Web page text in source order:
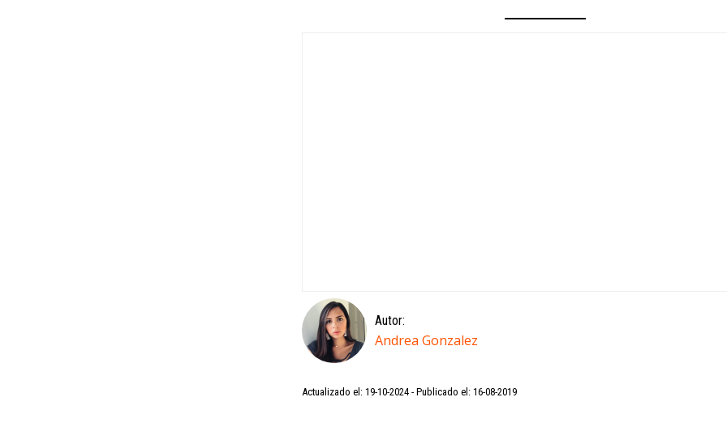
Autor:
Andrea Gonzalez
Actualizado el: 19-10-2024 Publicado el: 16-08-2019